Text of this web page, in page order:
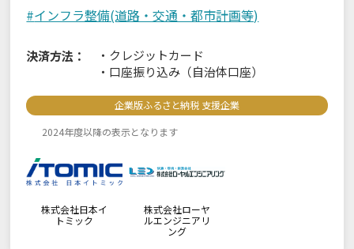
#インフラ整備(道路・交通・都市計画等)
決済方法： ・ クレジットカード
・ 口座振り込み（自治体口座）
企業版ふるさと納税 支援企業
2024年度以降の表示となります
株式会社日本イ
トミック
株式会社ローヤ
ルエンジニアリ
ング